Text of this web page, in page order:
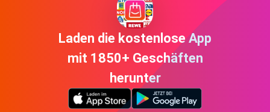
Laden die kostenlose App
mit 1850+ Geschäften
herunter